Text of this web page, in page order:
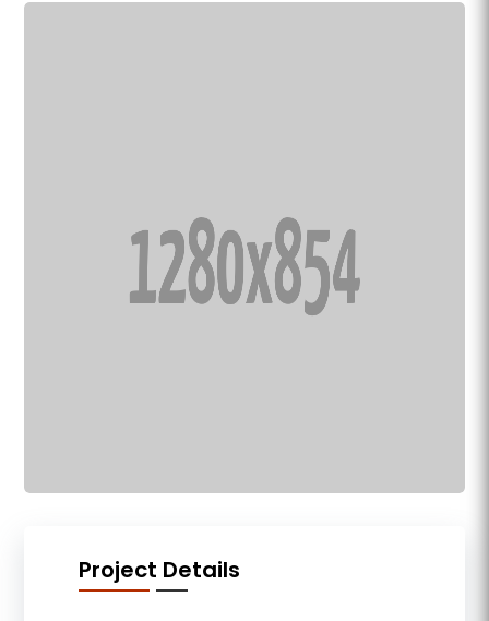
Project Details